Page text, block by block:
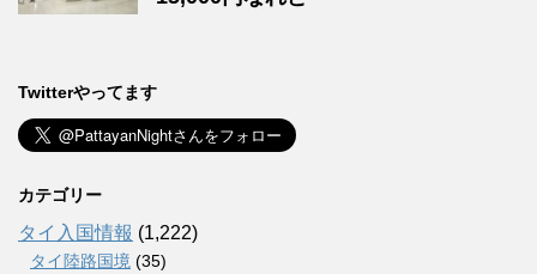
Twitterやってます
カテゴリー
タイ入国情報 (1,222)
タイ陸路国境 (35)